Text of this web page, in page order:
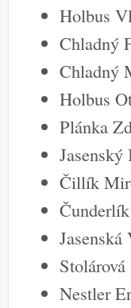
Holbus
Chladný
Chladný
Holbus
Plánka
Jasenský
Čillík
Jasenská
Nestler